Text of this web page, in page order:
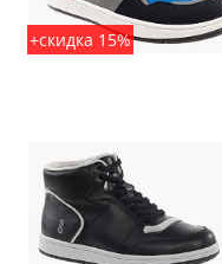
+скидка 15%